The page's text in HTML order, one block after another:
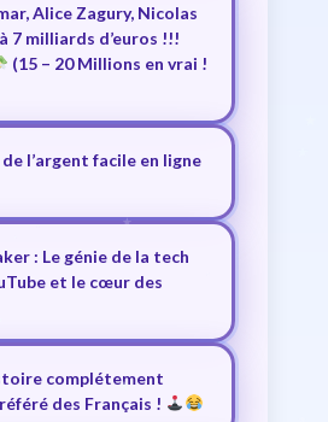
Alice Zagury, Nicolas
7 milliards d’euros !!!
(15 – 20 Millions en vrai !
l’argent facile en ligne
: Le génie de la tech
et le cœur des
complétement
des Français !